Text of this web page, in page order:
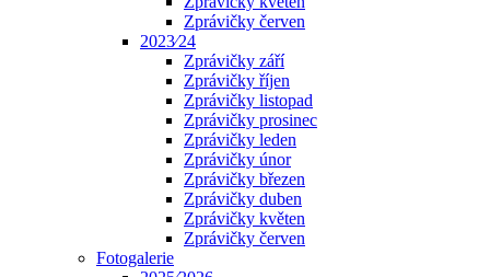
Zprávičky červen
2023⁄24
Zprávičky září
Zprávičky říjen
Zprávičky listopad
Zprávičky prosinec
Zprávičky leden
Zprávičky únor
Zprávičky březen
Zprávičky duben
Zprávičky květen
Zprávičky červen
Fotogalerie